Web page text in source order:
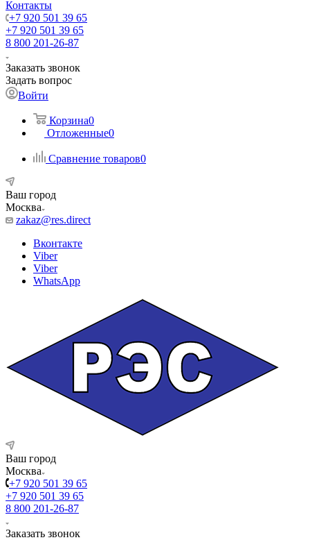
Контакты
+7 920 501 39 65
+7 920 501 39 65
8 800 201-26-87
Заказать звонок
Задать вопрос
Войти
Корзина0
Отложенные0
Сравнение товаров0
Ваш город
Москва
zakaz@res.direct
Вконтакте
Viber
Viber
WhatsApp
Ваш город
Москва
+7 920 501 39 65
+7 920 501 39 65
8 800 201-26-87
Заказать звонок